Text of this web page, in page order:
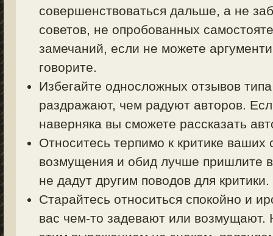
совершенствоваться дальше, а не
советов, не опробованных
замечаний, если не можете
говорите.
Избегайте односложных отзывов
раздражают, чем радуют авторов.
наверняка вы сможете рассказать
Относитесь терпимо к критике
возмущения и обид лучше пришлите
не дадут другим поводов для критики.
Старайтесь относиться спокойно и
вас чем-то задевают или возмущают.